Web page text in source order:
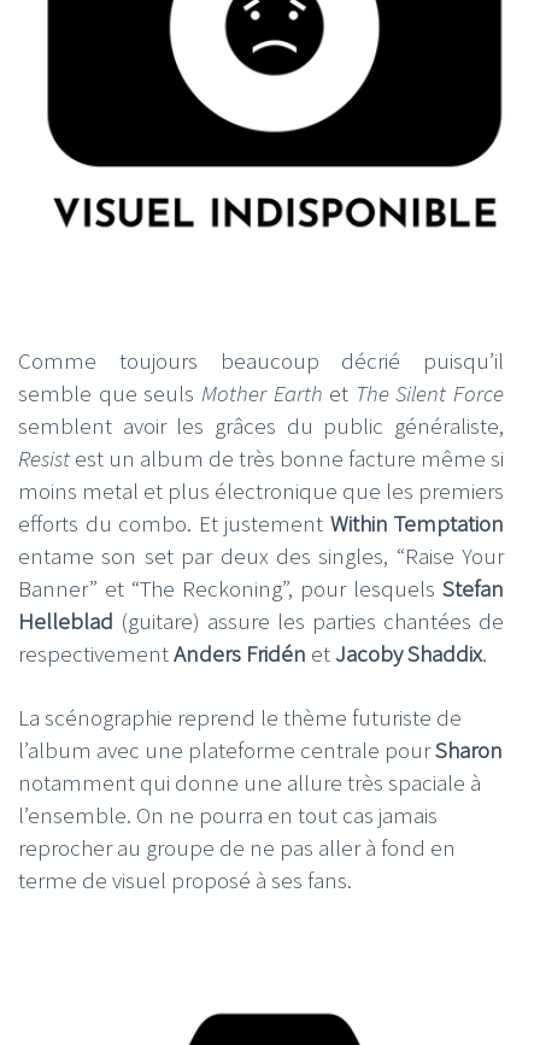
Comme toujours beaucoup décrié puisqu’il
semble que seuls Mother Earth et The Silent Force
semblent avoir les grâces du public généraliste,
Resist est un album de très bonne facture même si
moins metal et plus électronique que les premiers
efforts du combo. Et justement Within Temptation
entame son set par deux des singles, “Raise Your
Banner” et “The Reckoning”, pour lesquels Stefan
Helleblad (guitare) assure les parties chantées de
respectivementAnders Fridén etJacoby Shaddix.
La scénographie reprend le thème futuriste de
l’album avec une plateforme centrale pourSharon
notamment qui donne une allure très spaciale à
l’ensemble. On ne pourra en tout cas jamais
reprocher au groupe de ne pas aller à fond en
terme de visuel proposé à ses fans.